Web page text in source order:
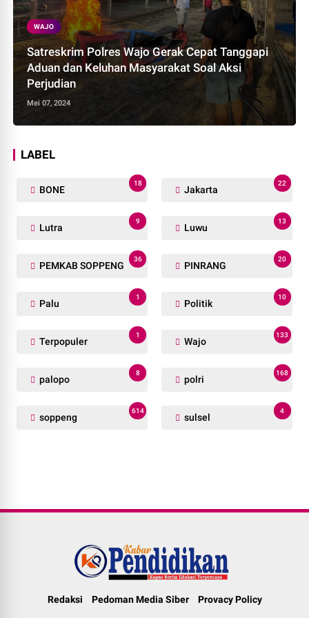
WAJO
Satreskrim Polres Wajo Gerak Cepat Tanggapi
Aduan dan Keluhan Masyarakat Soal Aksi
Perjudian
Mei 07, 2024
LABEL
BONE
18
Jakarta
22
Lutra
9
Luwu
13
PEMKAB SOPPENG
36
PINRANG
20
Palu
1
Politik
10
Terpopuler
1
Wajo
133
palopo
8
polri
168
soppeng
614
sulsel
4
Redaksi Pedoman Media Siber Provacy Policy